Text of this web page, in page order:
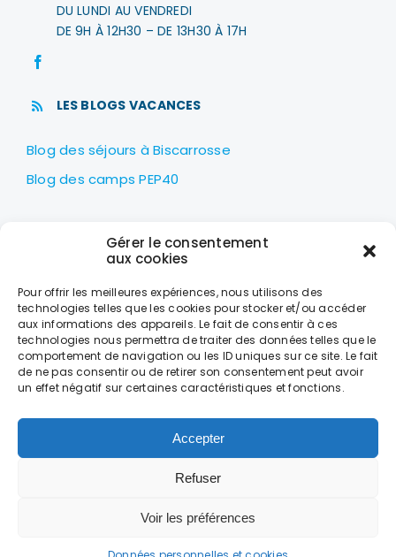
Gérer le consentement
aux cookies
Pour offrir les meilleures expériences, nous utilisons des
technologies telles que les cookies pour stocker et/ou accéder
aux informations des appareils. Le fait de consentir à ces
technologies nous permettra de traiter des données telles que le
comportement de navigation ou les ID uniques sur ce site. Le fait
de ne pas consentir ou de retirer son consentement peut avoir
un effet négatif sur certaines caractéristiques et fonctions.
Accepter
Refuser
Voir les préférences
DU LUNDI AU VENDREDI
DE 9H À 12H30 – DE 13H30 À 17H
LES BLOGS VACANCES
Blog des séjours à Biscarrosse
Blog des camps PEP40
LES PEP40
Centre nautique Jean Udaquiola
40600 BISCARROSSE
+33 (0)5 58 78 10 47
LES HORAIRES
DE 9H À 18H
MENTIONS LÉGALES
CONDITIONS GÉNÉRALES DE VENTE
Hébergement – Adiane – Dax –www.adiane.com